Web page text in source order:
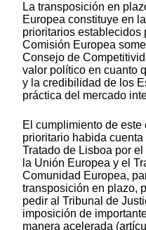
La transposición en
Europea constituye en
prioritarios establecidos
Comisión Europea
Consejo de
valor político en cuanto
y la credibilidad de los
práctica del mercado
El cumplimiento de
prioritario habida
Tratado de Lisboa por
la Unión Europea y el
Comunidad Europea,
transposición en plazo,
pedir al Tribunal de
imposición de
manera acelerada